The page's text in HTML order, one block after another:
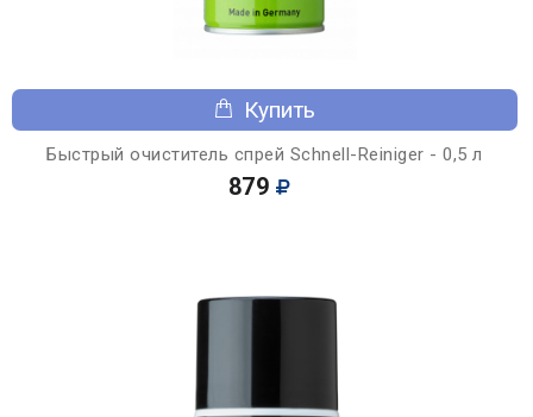
Купить
Быстрый очиститель спрей Schnell-Reiniger - 0,5 л
879